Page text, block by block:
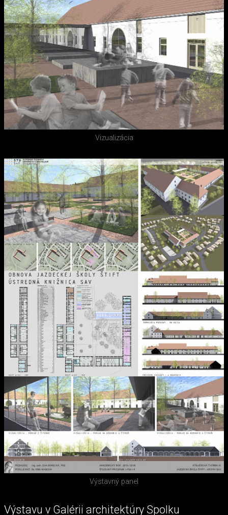
Vizualizácia
Výstavný panel
Výstavu v Galérii architektúry Spolku